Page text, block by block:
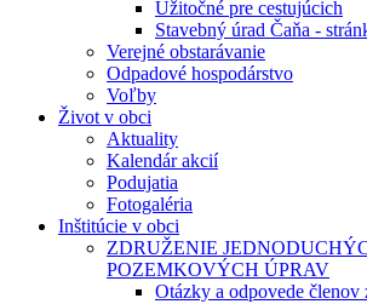
Užitočné pre cestujúcich
Stavebný úrad Čaňa -
Verejné obstarávanie
Odpadové hospodárstvo
Voľby
Život v obci
Aktuality
Kalendár akcií
Podujatia
Fotogaléria
Inštitúcie v obci
ZDRUŽENIE
POZEMKOVÝCH ÚPRAV
Otázky a odpovede členov